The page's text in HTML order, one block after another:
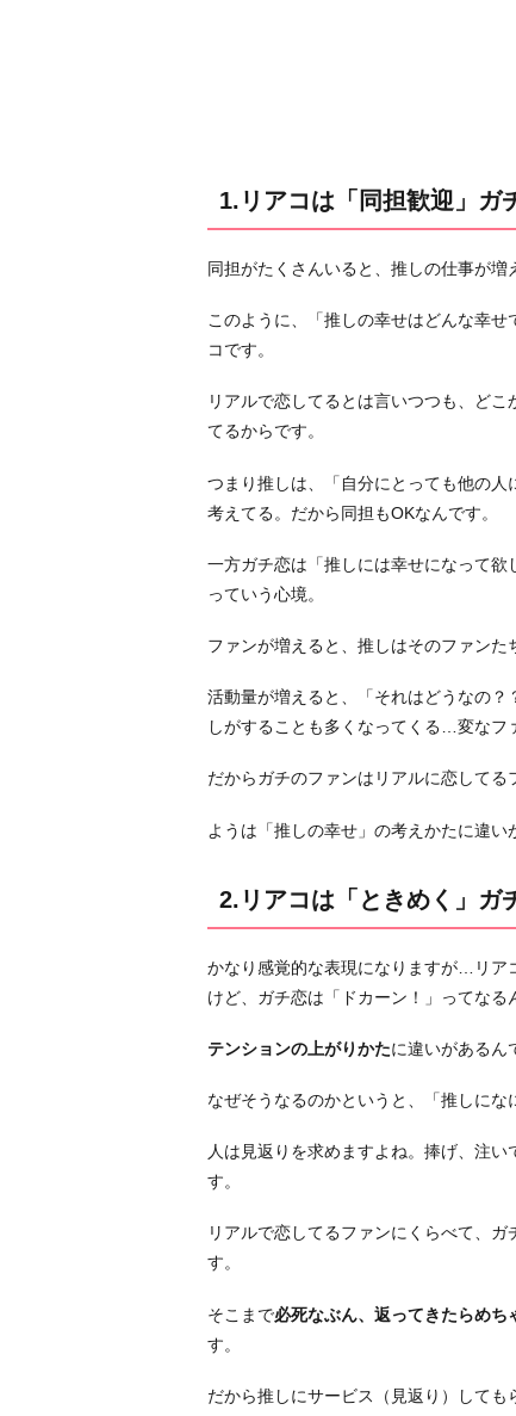
担
否」
コ
は
き
め
ガ
チ
恋
「興
奮
る」
コ
「好
き
ぎ
せ」
恋
き
ぎ
1.リアコは「同担歓迎」ガ
同担がたくさんいると、推しの仕事が
このように、「推しの幸せはどんな幸せ
コです。
リアルで恋してるとは言いつつも、どこ
てるからです。
つまり推しは、「自分にとっても他の
考えてる。だから同担もOKなんです。
一方ガチ恋は「推しには幸せになって欲
っていう心境。
ファンが増えると、推しはそのファンた
活動量が増えると、「それはどうなの
しがすることも多くなってくる…変なフ
だからガチのファンはリアルに恋してる
ようは「推しの幸せ」の考えかたに違い
2.リアコは「ときめく」ガ
かなり感覚的な表現になりますが…リア
けど、ガチ恋は「ドカーン！」ってなる
テンションの上がりかたに違いがあるん
なぜそうなるのかというと、「推しにな
人は見返りを求めますよね。捧げ、注い
す。
リアルで恋してるファンにくらべて、
す。
そこまで必死なぶん、返ってきたらめち
す。
だから推しにサービス（見返り）しても